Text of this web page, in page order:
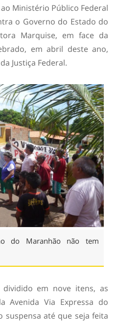
Ministério Público Federal
o Governo do Estado do
Marquise, em face da
em abril deste ano,
Justiça Federal.
do Maranhão não tem
dividido em nove itens, as
Avenida Via Expressa do
suspensa até que seja feita